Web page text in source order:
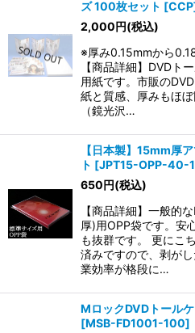
ズ 100枚セット [CCP
2,000円(税込)
※厚み0.15mmから
【商品詳細】DVDト
用紙です。市販の
紙と質感、厚みもほ
（鏡光沢…
【日本製】15mm厚
ト [JPT15-OPP-40-
650円(税込)
【商品詳細】一般的
厚)用OPP袋です。安
も抜群です。 更にこ
済みですので、剥が
業効率が格段に…
MロックDVDトール
[MSB-FD1001-100]